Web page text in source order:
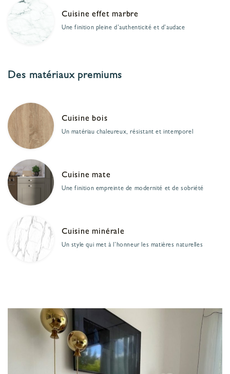
Cuisine effet marbre
Une finition pleine d’authenticité et d’audace
Des matériaux premiums
Cuisine bois
Un matériau chaleureux, résistant et intemporel
Cuisine mate
Une finition empreinte de modernité et de sobriété
Cuisine minérale
Un style qui met à l’honneur les matières naturelles